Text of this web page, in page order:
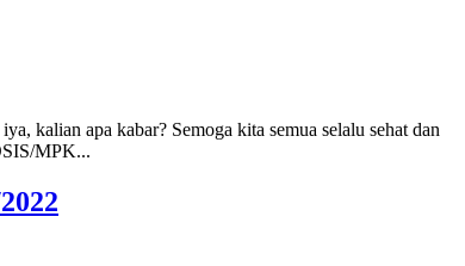
kalian apa kabar? Semoga kita semua selalu sehat dan
MPK...